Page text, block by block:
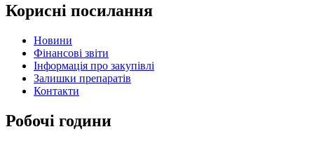
Корисні посилання
Новини
Фінансові звіти
Інформація про закупівлі
Залишки препаратів
Контакти
Робочі години